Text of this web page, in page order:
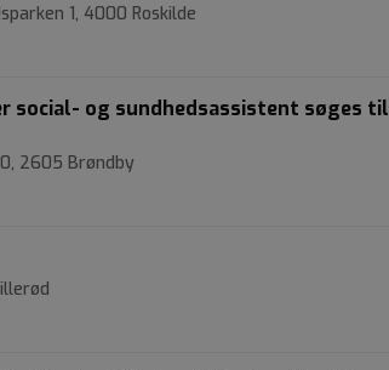
1, 4000 Roskilde
social- og sundhedsassistent søges til
2605 Brøndby